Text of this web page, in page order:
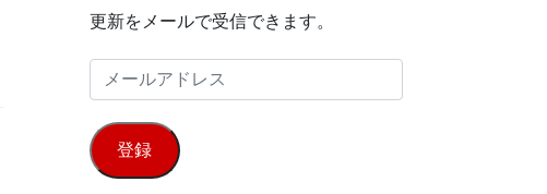
更新をメールで受信できます。
ー
ル
ア
登録